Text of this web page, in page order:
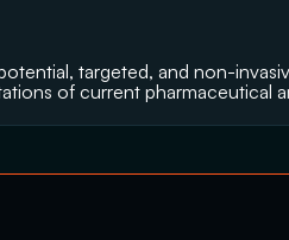
targeted, and non-
of current pharmaceutical